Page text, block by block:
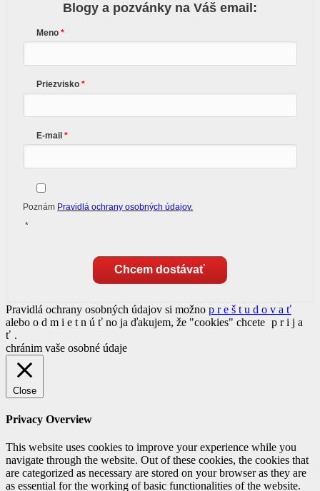
Blogy a pozvánky na Váš email:
Meno
Priezvisko
E-mail
Poznám Pravidlá ochrany osobných údajov.
*
Chcem dostávať
Pravidlá ochrany osobných údajov si možno p r e š t u d o v a ť
alebo o d m i e t n ú ť no ja ďakujem, že "cookies" chcete p r i j a
ť .
chránim vaše osobné údaje
Close
Privacy Overview
This website uses cookies to improve your experience while you
navigate through the website. Out of these cookies, the cookies that
are categorized as necessary are stored on your browser as they are
as essential for the working of basic functionalities of the website.